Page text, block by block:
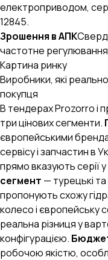
електроприводом,
12845.
Зрошення в АПК
частотне
Картина ринку
Виробники, які
покупця
В тендерах Prozorro і
три цінових сегменти.
європейськими
сервісу і запчастин в
прямо вказують серії
сегмент — турецькі та
пропонують схожу
колесо і європейську
реальна різниця у
конфігурацією.
робочою якістю,